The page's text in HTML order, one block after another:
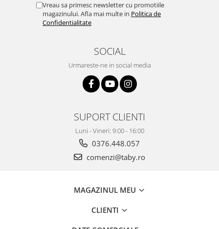
Vreau sa primesc newsletter cu promotiile
magazinului. Afla mai multe in Politica de
Confidentialitate
SOCIAL
Urmareste-ne in social media
SUPORT CLIENTI
Luni - Vineri: 9:00 - 16:00
0376.448.057
comenzi@taby.ro
MAGAZINUL MEU
CLIENTI